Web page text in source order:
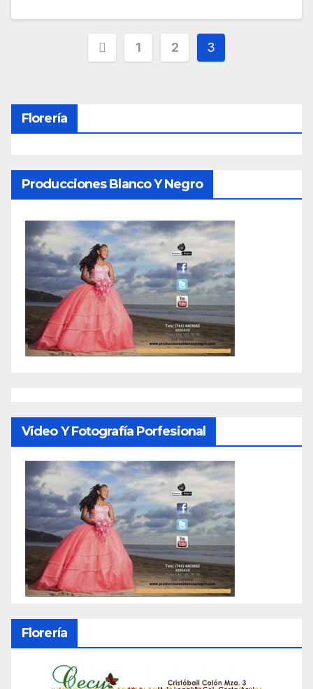
Paginación
1 2 3
Florería
Producciones Blanco Y Negro
Video Y Fotografía Porfesional
Florería